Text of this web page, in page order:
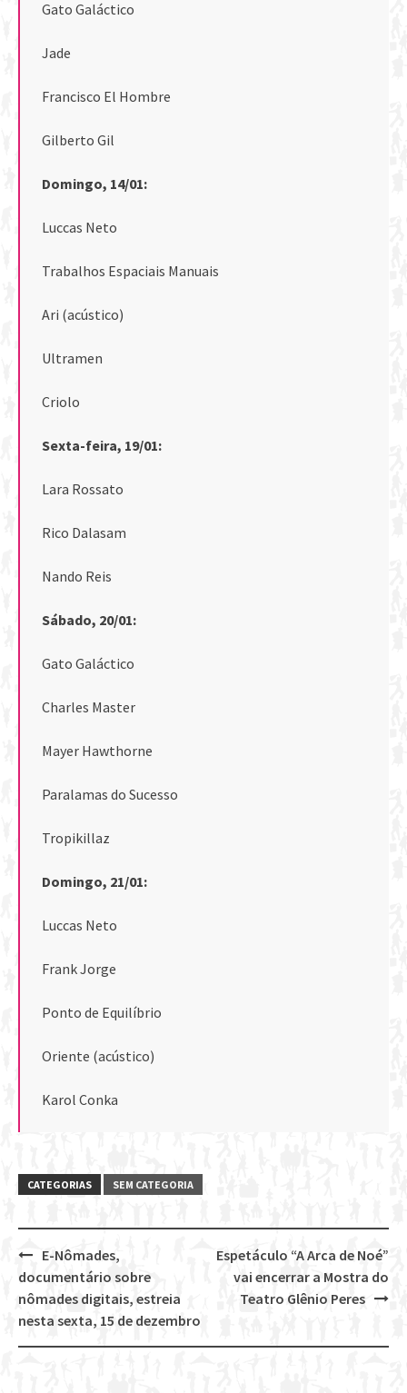
Gato Galáctico
Jade
Francisco El Hombre
Gilberto Gil
Domingo, 14/01:
Luccas Neto
Trabalhos Espaciais Manuais
Ari (acústico)
Ultramen
Criolo
Sexta-feira, 19/01:
Lara Rossato
Rico Dalasam
Nando Reis
Sábado, 20/01:
Gato Galáctico
Charles Master
Mayer Hawthorne
Paralamas do Sucesso
Tropikillaz
Domingo, 21/01:
Luccas Neto
Frank Jorge
Ponto de Equilíbrio
Oriente (acústico)
Karol Conka
CATEGORIAS SEM CATEGORIA
Post
navigation
Espetáculo “A Arca de Noé”
vai encerrar a Mostra do
Teatro Glênio Peres
E-Nômades,
documentário sobre
nômades digitais, estreia
nesta sexta, 15 de dezembro